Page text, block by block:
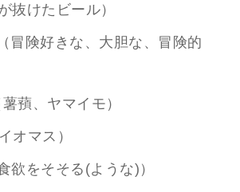
抜けたビール）
冒険好きな、大胆な、冒険的
蕷、ヤマイモ）
オマス）
欲をそそる(ような)）